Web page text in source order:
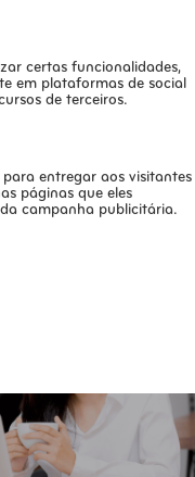
certas funcionalidades,
em plataformas de social
de terceiros.
entregar aos visitantes
páginas que eles
campanha publicitária.